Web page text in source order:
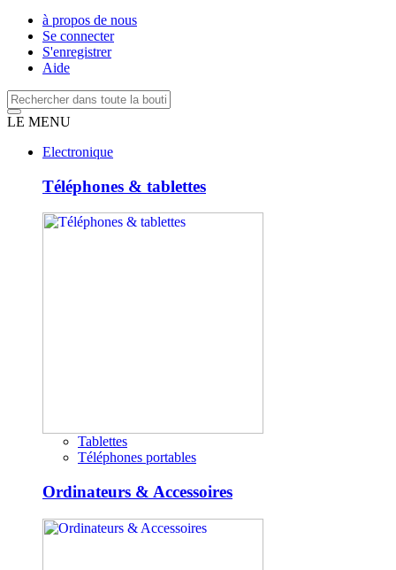
à propos de nous
Se connecter
S'enregistrer
Aide
LE MENU
Electronique
Téléphones & tablettes
Tablettes
Téléphones portables
Ordinateurs & Accessoires